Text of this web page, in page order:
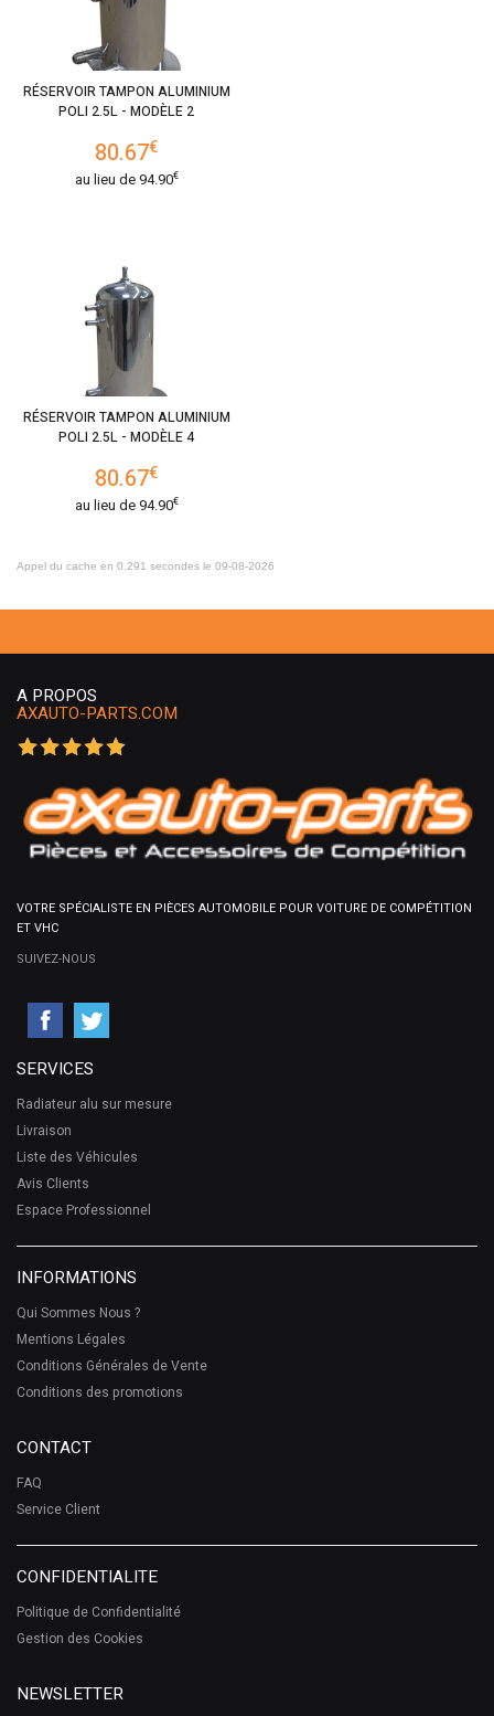
RÉSERVOIR TAMPON ALUMINIUM
POLI 2.5L - MODÈLE 2
80.67€
au lieu de94.90€
RÉSERVOIR TAMPON ALUMINIUM
POLI 2.5L - MODÈLE 4
80.67€
au lieu de94.90€
Appel du cache en 0.291 secondes le 09-08-2026
A PROPOS
AXAUTO-PARTS.COM
VOTRE SPÉCIALISTE EN PIÈCES AUTOMOBILE POUR VOITURE DE COMPÉTITION
ET VHC
SUIVEZ-NOUS
SERVICES
Radiateur alu sur mesure
Livraison
Liste des Véhicules
Avis Clients
Espace Professionnel
INFORMATIONS
Qui Sommes Nous ?
Mentions Légales
Conditions Générales de Vente
Conditions des promotions
CONTACT
FAQ
Service Client
CONFIDENTIALITE
Politique de Confidentialité
Gestion des Cookies
NEWSLETTER